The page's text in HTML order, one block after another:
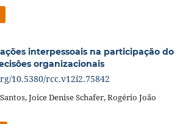
interpessoais na participação do
organizacionais
10.5380/rcc.v12i2.75842
Joice Denise Schafer, Rogério João